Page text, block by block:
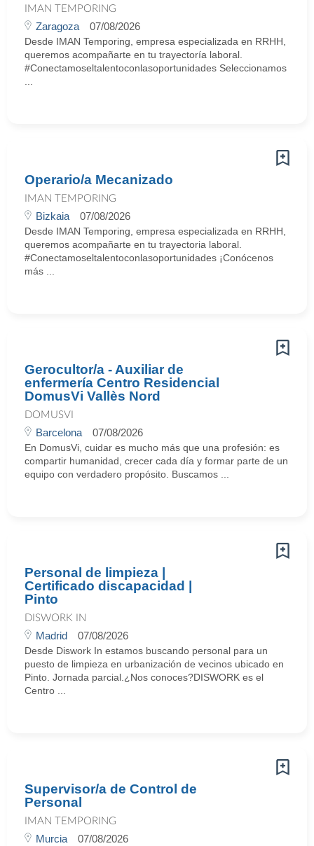
IMAN TEMPORING
Zaragoza 07/08/2026
Desde IMAN Temporing, empresa especializada en RRHH,
queremos acompañarte en tu trayectoría laboral.
#Conectamoseltalentoconlasoportunidades Seleccionamos
Operario/a Mecanizado
IMAN TEMPORING
Bizkaia 07/08/2026
Desde IMAN Temporing, empresa especializada en RRHH,
queremos acompañarte en tu trayectoria laboral.
#Conectamoseltalentoconlasoportunidades ¡Conócenos
más ...
Gerocultor/a - Auxiliar de
enfermería Centro Residencial
DomusVi Vallès Nord
DOMUSVI
Barcelona 07/08/2026
En DomusVi, cuidar es mucho más que una profesión: es
compartir humanidad, crecer cada día y formar parte de un
equipo con verdadero propósito. Buscamos ...
Personal de limpieza |
Certificado discapacidad |
Pinto
DISWORK IN
Madrid 07/08/2026
Desde Diswork In estamos buscando personal para un
puesto de limpieza en urbanización de vecinos ubicado en
Pinto. Jornada parcial.¿Nos conoces?DISWORK es el
Centro ...
Supervisor/a de Control de
Personal
IMAN TEMPORING
Murcia 07/08/2026